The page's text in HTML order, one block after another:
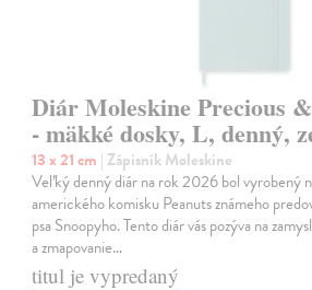
Diár Moleskine Precious
- mäkké dosky, L, denný,
13 x 21 cm | Zápisník Moleskine
Veľký denný diár na rok 2026 bol vyrobený
amerického komisku Peanuts známeho
psa Snoopyho. Tento diár vás pozýva na
a zmapovanie…
titul je vypredaný